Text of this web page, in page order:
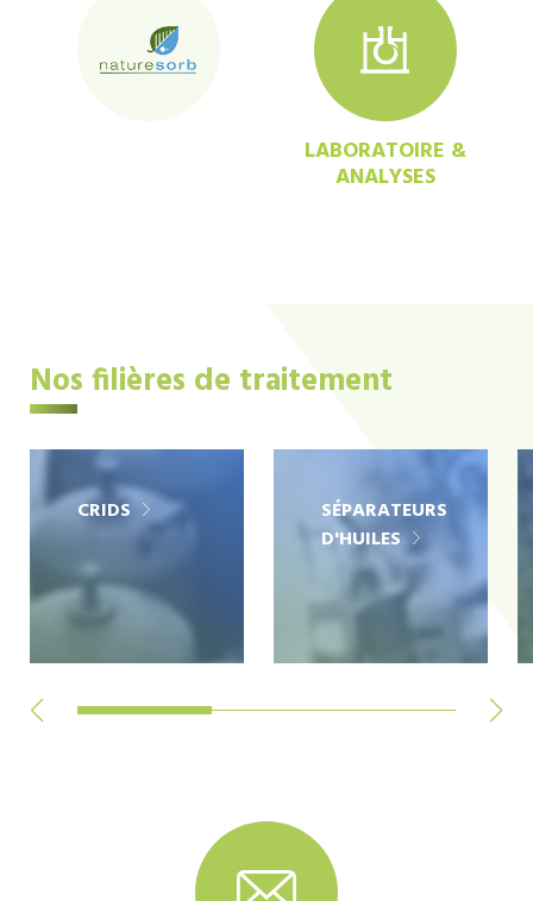
LABORATOIRE &
ANALYSES
Nos filières de traitement
CRIDS
SÉPARATEURS
D'HUILES